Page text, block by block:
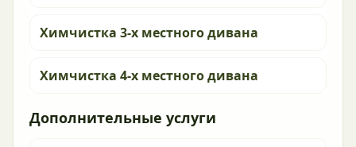
Химчистка 3-х местного дивана
Химчистка 4-х местного дивана
Дополнительные услуги